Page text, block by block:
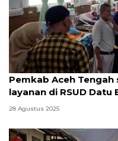
Pemkab Aceh
layanan di RSUD Datu
28 Agustus 2025